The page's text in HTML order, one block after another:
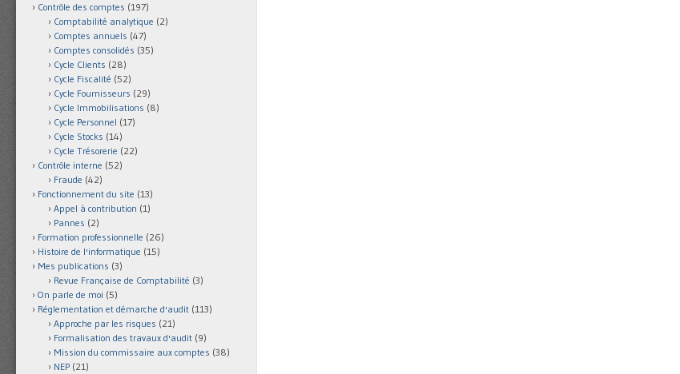
Contrôle des comptes (197)
Comptabilité analytique (2)
Comptes annuels (47)
Comptes consolidés (35)
Cycle Clients (28)
Cycle Fiscalité (52)
Cycle Fournisseurs (29)
Cycle Immobilisations (8)
Cycle Personnel (17)
Cycle Stocks (14)
Cycle Trésorerie (22)
Contrôle interne (52)
Fraude (42)
Fonctionnement du site (13)
Appel à contribution (1)
Pannes (2)
Formation professionnelle (26)
Histoire de l'informatique (15)
Mes publications (3)
Revue Française de Comptabilité (3)
On parle de moi (5)
Réglementation et démarche d'audit (113)
Approche par les risques (21)
Formalisation des travaux d'audit (9)
Mission du commissaire aux comptes (38)
NEP (21)